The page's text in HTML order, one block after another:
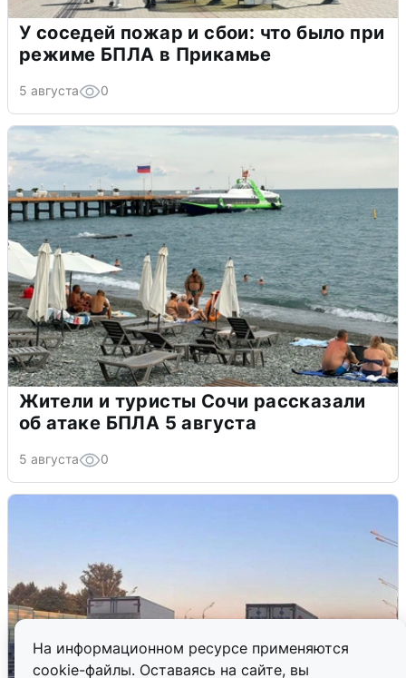
На информационном ресурсе применяются
cookie-файлы. Оставаясь на сайте, вы
У соседей пожар и сбои: что было при
режиме БПЛА в Прикамье
5 августа 0
Жители и туристы Сочи рассказали
об атаке БПЛА 5 августа
5 августа 0